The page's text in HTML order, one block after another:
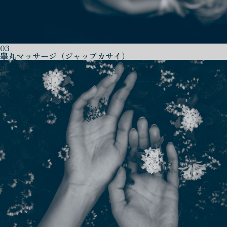
03
睾丸マッサージ（ジャップカサイ）